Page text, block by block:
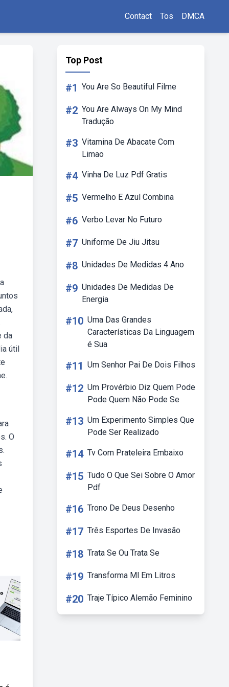
Contact Tos DMCA
da
útil
O
Top Post
#1 You Are So Beautiful Filme
#2 You Are Always On My Mind
Tradução
#3 Vitamina De Abacate Com
Limao
#4 Vinha De Luz Pdf Gratis
#5 Vermelho E Azul Combina
#6 Verbo Levar No Futuro
#7 Uniforme De Jiu Jitsu
#8 Unidades De Medidas 4 Ano
#9 Unidades De Medidas De
Energia
#10 Uma Das Grandes
Características Da Linguagem
é Sua
#11 Um Senhor Pai De Dois Filhos
#12 Um Provérbio Diz Quem Pode
Pode Quem Não Pode Se
#13 Um Experimento Simples Que
Pode Ser Realizado
#14 Tv Com Prateleira Embaixo
#15 Tudo O Que Sei Sobre O Amor
Pdf
#16 Trono De Deus Desenho
#17 Três Esportes De Invasão
#18 Trata Se Ou Trata Se
#19 Transforma Ml Em Litros
#20 Traje Típico Alemão Feminino